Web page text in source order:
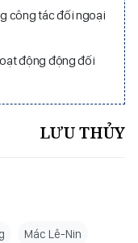
công tác đối ngoại
động động đối
LƯU THỦY
Mác Lê-Nin